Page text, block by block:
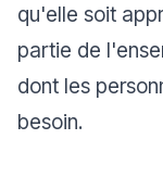
qu'elle soit
partie de
dont les
besoin.